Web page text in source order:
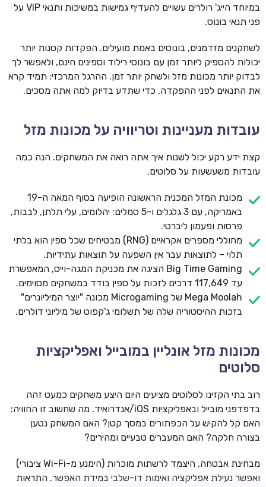
חינם על ההפקדות הראשונות
MEGAPARI
בונוס קבלת פנים: עד 125% בונוס עד €450 + 250 ספינים חינם
WAZBEE
חבילת קבלת פנים: עד 280% בונוס עד €2,200 + 230 ספינים
במיוחד הייג' רולרים עשויים להעדיף גמישות במשיכות ותנאי VIP על
פני תנאי בונוס.
לשחקנים מזדמנים, בונוסים באמת מועילים. הפקדות קטנות יותר
יכולות להספיק ליותר זמן עם בונוסי רילוד וספינים חינם, ולאפשר לך
לבדוק יותר מכונות מזל ולשחק יותר זמן. ההרגל המרכזי: תמיד קרא
את התנאים לפני ההפקדה, כדי שתדע בדיוק למה אתה מסכים.
עובדות מעניינות וטריוויה על מכונות מזל
קצת ידע רקע יכול לשנות איך אתה רואה את המשחקים. הנה כמה
עובדות משעשעות על סלוטים.
מכונת המזל המכנית הראשונה הופיעה בסוף המאה ה-19
באמריקה, עם 3 גלגלים ו-5 סמלים: יהלומים, עלי תלתן, לבבות,
פרסות ופעמון ליברטי.
מחוללי מספרים אקראיים (RNG) מבטיחים שכל ספין הוא בלתי
תלוי – לתוצאות עבר אין השפעה על תוצאות עתידיות.
Big Time Gaming הציגה את מכניקת המגה-וייס, המאפשרת
עד 117,649 דרכים לזכות על ספין בודד במשחקים מסוימים.
Mega Moolah של Microgaming מכונה "יוצר המיליונרים"
בזכות ההיסטוריה שלה של תשלומי ג'קפוט של מיליוני דולרים.
מכונות מזל אונליין במובייל ואפליקציות
סלוטים
רוב בתי הקזינו לסלוטים מציעים היום היצע משחקים כמעט זהה
בדפדפני מובייל ובאפליקציות iOS/אנדרואיד. מה שחשוב זו החוויה:
האם קל להקיש על הכפתורים במסך קטן? האם המשחק נטען
בצורה חלקה? האם המעברים טבעיים ומהירים?
מבחינת אבטחה, היצמד לרשתות מוכרות (הימנע מ-Wi-Fi ציבורי)
ואפשר נעילת אפליקציה ואימות דו-שלבי במידת האפשר. התראות